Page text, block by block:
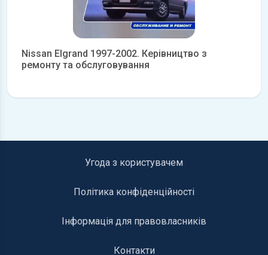
Nissan Elgrand 1997-2002. Керівництво з
ремонту та обслуговування
Угода з користувачем
Політика конфіденційності
Інформація для правовласників
Контакти